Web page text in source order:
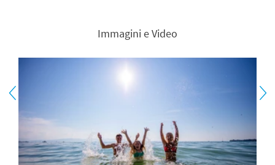
Immagini e Video